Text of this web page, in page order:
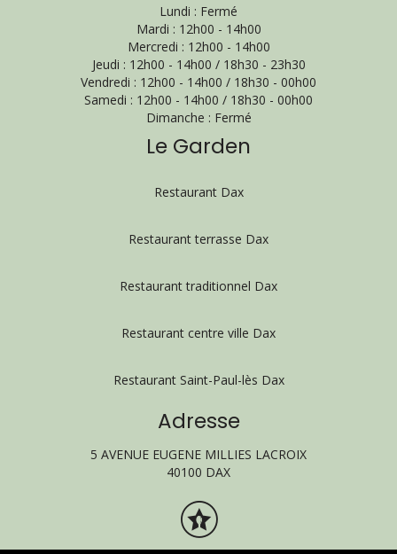
Lundi : Fermé
Mardi : 12h00 - 14h00
Mercredi : 12h00 - 14h00
Jeudi : 12h00 - 14h00 / 18h30 - 23h30
Vendredi : 12h00 - 14h00 / 18h30 - 00h00
Samedi : 12h00 - 14h00 / 18h30 - 00h00
Dimanche : Fermé
Le Garden
Restaurant Dax
Restaurant terrasse Dax
Restaurant traditionnel Dax
Restaurant centre ville Dax
Restaurant Saint-Paul-lès Dax
Adresse
5 AVENUE EUGENE MILLIES LACROIX
40100 DAX